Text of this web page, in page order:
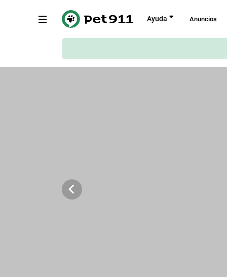
Ayuda Anuncios
Atrás